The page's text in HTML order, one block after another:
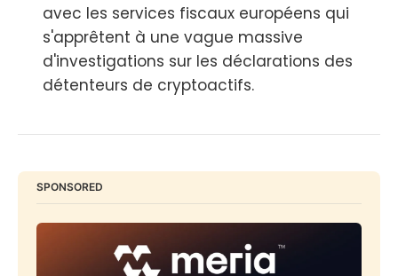
avec les services fiscaux européens qui
s'apprêtent à une vague massive
d'investigations sur les déclarations des
détenteurs de cryptoactifs.
SPONSORED